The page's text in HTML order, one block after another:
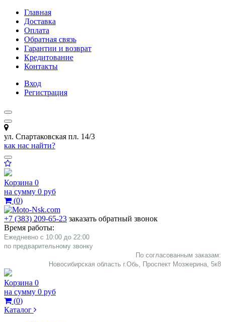
Главная
Доставка
Оплата
Обратная связь
Гарантии и возврат
Кредитование
Контакты
Вход
Регистрация
ул. Спартаковская пл. 14/3
как нас найти?
Корзина 0
на сумму 0 руб
(0)
+7 (383) 209-65-23 заказать обратный звонок
Время работы:
Ежедневно с 10:00 до 22:00
​по предварительному звонку
По согласованным заказам:
Новосибирская область г.Обь, Проспект Мозжерина, 5к8​
Корзина 0
на сумму 0 руб
(0)
Каталог